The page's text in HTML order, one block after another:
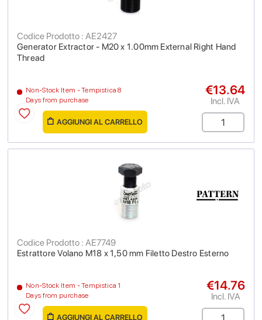
Generator Extractor - M20 x 1.00mm External Right Hand
Thread
Codice Prodotto : AE2427
Non-Stock Item - Tempistica 8
Days from purchase
€13.64
Incl. IVA
AGGIUNGI AL CARRELLO
Estrattore Volano M18 x 1,50 mm Filetto Destro Esterno
Codice Prodotto : AE7749
Non-Stock Item - Tempistica 1
Days from purchase
€14.76
Incl. IVA
AGGIUNGI AL CARRELLO